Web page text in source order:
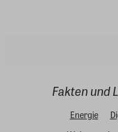
Fakten und
Energie